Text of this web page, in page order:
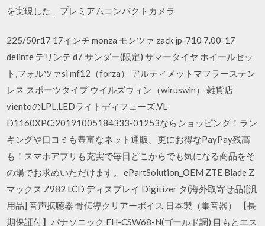
を実現した、プレミアムコンパクトカメラ
225/50r17 17インチ monza モンツァ zack jp-710 7.00-17
delinte デリンテ d7 サンダー(限定) サマータイヤ ホイールセッ
ト,フォルツァsi mf12（forza） アルティメットマフラーステン
レス スポーツタイプ ウイルズウィン（wiruswin） 雑貨店
vientoのLPL,LEDライトディフューズ,VL-
D1160XPC:20191005184333-01253ならショッピング！ラン
キングや口コミも豊富なネット通販。更にお得なPayPay残高
も！スマホアプリも充実で毎日どこからでも気になる商品をそ
の場でお求めいただけます。 ePartSolution_OEM ZTE Blade Z
マックス Z982 LCD ディスプレイ Digitizer タ(海外取寄せ品)[汎
用品] 音声拡聴器 骨伝導クリアーボイス 日本製（集音器） 【長
期保証付】パナソニック EH-CSW68-N(ゴールド調) 目もとエス